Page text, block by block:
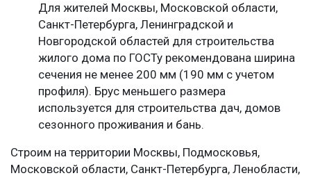
Для жителей Москвы, Московской области,
Санкт-Петербурга, Ленинградской и
Новгородской областей для строительства
жилого дома по ГОСТу рекомендована ширина
сечения не менее 200 мм (190 мм с учетом
профиля). Брус меньшего размера
используется для строительства дач, домов
сезонного проживания и бань.
Строим на территории Москвы, Подмосковья,
Московской области, Санкт-Петербурга, Ленобласти,